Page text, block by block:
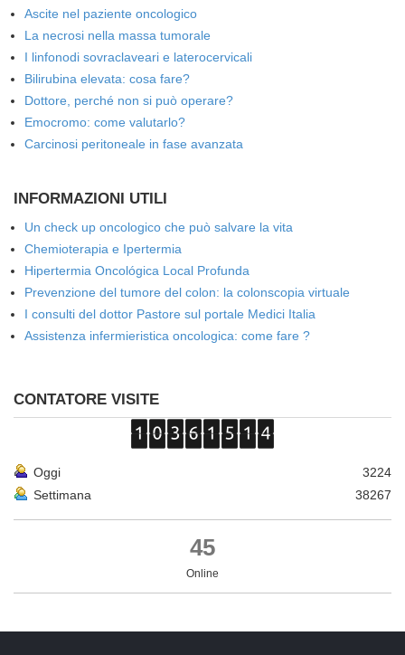
Ascite nel paziente oncologico
La necrosi nella massa tumorale
I linfonodi sovraclaveari e laterocervicali
Bilirubina elevata: cosa fare?
Dottore, perché non si può operare?
Emocromo: come valutarlo?
Carcinosi peritoneale in fase avanzata
INFORMAZIONI UTILI
Un check up oncologico che può salvare la vita
Chemioterapia e Ipertermia
Hipertermia Oncológica Local Profunda
Prevenzione del tumore del colon: la colonscopia virtuale
I consulti del dottor Pastore sul portale Medici Italia
Assistenza infermieristica oncologica: come fare ?
CONTATORE VISITE
Oggi
3224
Settimana
38267
45
Online